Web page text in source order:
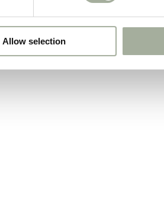
Allow selection